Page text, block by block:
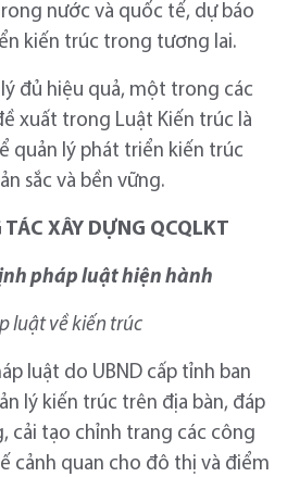
nước và quốc tế, dự báo
kiến trúc trong tương lai.
đủ hiệu quả, một trong các
xuất trong Luật Kiến trúc là
quản lý phát triển kiến trúc
sắc và bền vững.
XÂY DỰNG QCQLKT
pháp luật hiện hành
luật về kiến trúc
luật do UBND cấp tỉnh ban
lý kiến trúc trên địa bàn, đáp
cải tạo chỉnh trang các công
cảnh quan cho đô thị và điểm